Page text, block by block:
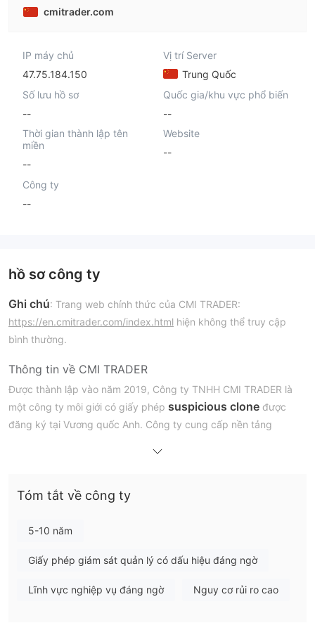
cmitrader.com
IP máy chủ
47.75.184.150
Vị trí Server
Trung Quốc
Số lưu hồ sơ
--
Quốc gia/khu vực phổ biến
--
Thời gian thành lập tên
miền
--
Website
--
Công ty
--
hồ sơ công ty
Ghi chú: Trang web chính thức của CMI TRADER:
https://en.cmitrader.com/index.html hiện không thể truy cập
bình thường.
Thông tin về CMI TRADER
Được thành lập vào năm 2019, Công ty TNHH CMI TRADER là
một công ty môi giới có giấy phép suspicious clone được
đăng ký tại Vương quốc Anh. Công ty cung cấp nền tảng
CMI TRADER tuyên bố được quy định bởi
tại của CMI TRADER là “
các nhà giao dịch tìm kiếm một nhà môi giới được quy định.
Nhược điểm của CMI TRADER
Tóm tắt về công ty
5-10 năm
Giấy phép giám sát quản lý có dấu hiệu đáng ngờ
Lĩnh vực nghiệp vụ đáng ngờ Nguy cơ rủi ro cao